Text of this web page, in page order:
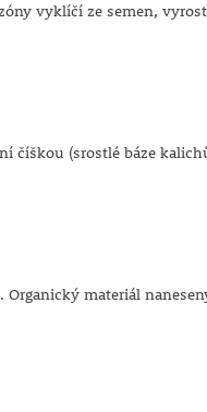
vyklíčí ze semen,
číškou (srostlé báze
materiál